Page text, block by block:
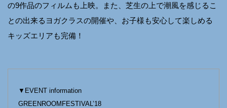
の9作品のフィルムも上映。また、芝生の上で潮風を感じるこ
との出来るヨガクラスの開催や、お子様も安心して楽しめる
キッズエリアも完備！
▼EVENT information
GREENROOMFESTIVAL’18